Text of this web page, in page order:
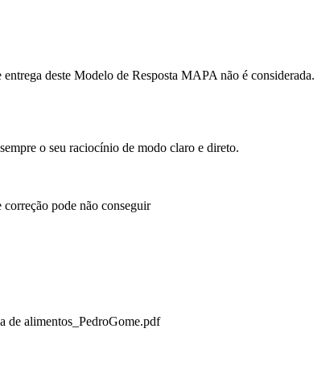
deste Modelo de Resposta MAPA não é considerada.
o seu raciocínio de modo claro e direto.
pode não conseguir
de alimentos_PedroGome.pdf